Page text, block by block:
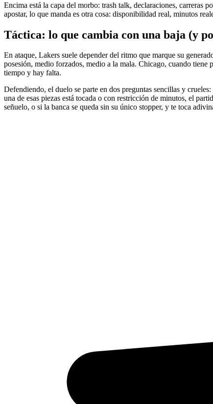
Encima está la capa del morbo: trash talk, declaraciones, carreras
apostar, lo que manda es otra cosa: disponibilidad real, minutos
Táctica: lo que cambia con una baja (y
En ataque, Lakers suele depender del ritmo que marque su
posesión, medio forzados, medio a la mala. Chicago, cuando
tiempo y hay falta.
Defendiendo, el duelo se parte en dos preguntas sencillas y
una de esas piezas está tocada o con restricción de minutos, el
señuelo, o si la banca se queda sin su único stopper, y te toca